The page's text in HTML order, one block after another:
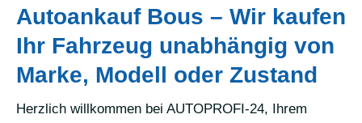
Autoankauf Bous – Wir kaufen
Ihr Fahrzeug unabhängig von
Marke, Modell oder Zustand
Herzlich willkommen bei AUTOPROFI-24, Ihrem